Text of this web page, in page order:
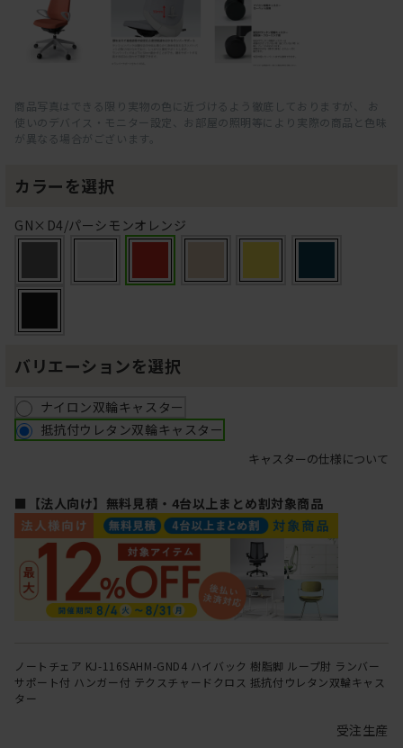
商品写真はできる限り実物の色に近づけるよう徹底しておりますが、 お
使いのデバイス・モニター設定、お部屋の照明等により実際の商品と色味
が異なる場合がございます。
カラーを選択
GN×D4/パーシモンオレンジ
バリエーションを選択
ナイロン双輪キャスター
抵抗付ウレタン双輪キャスター
キャスターの仕様について
■【法人向け】無料見積・4台以上まとめ割対象商品
ノートチェア KJ-116SAHM-GND4 ハイバック 樹脂脚 ループ肘 ランバー
サポート付 ハンガー付 テクスチャードクロス 抵抗付ウレタン双輪キャス
ター
受注生産